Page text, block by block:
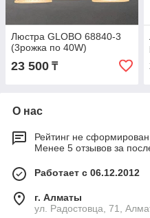
Люстра GLOBO 68840-3
(3рожка по 40W)
23 500 ₸
О нас
Рейтинг не сформирован
Менее 5 отзывов за
Работает с 06.12.2012
г. Алматы
ул. Радостовца, 71,